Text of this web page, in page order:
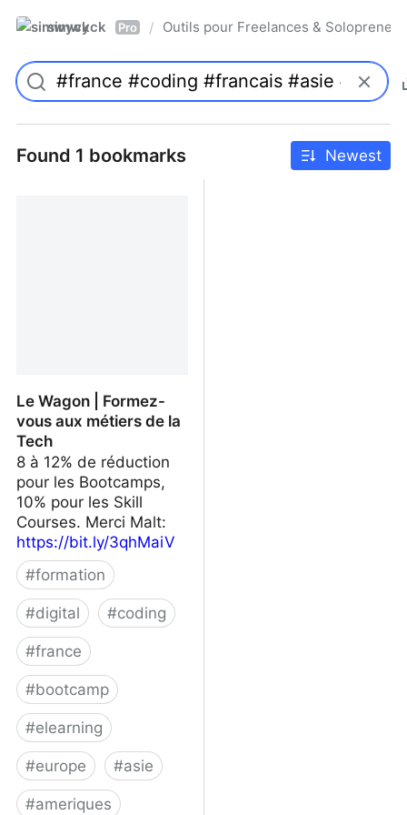
simwyck Pro / Outils pour Freelances &
Found 1 bookmarks Newest
Le Wagon | Formez-
vous aux métiers de la
Tech
8 à 12% de réduction
pour les Bootcamps,
10% pour les Skill
Courses. Merci Malt:
https://bit.ly/3qhMaiV
#formation
#digital #coding
#france
#bootcamp
#elearning
#europe #asie
#ameriques